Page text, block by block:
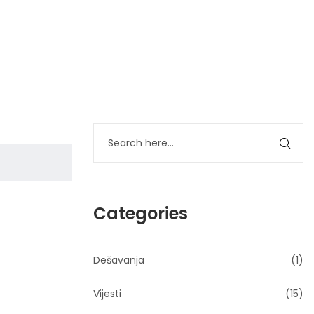
Categories
Dešavanja (1)
Vijesti (15)